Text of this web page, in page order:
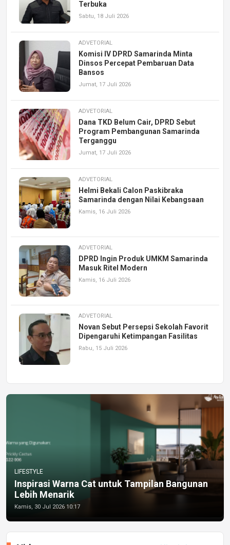
Terbuka
Sabtu, 18 Juli 2026
ADVETORIAL
Komisi IV DPRD Samarinda Minta
Dinsos Percepat Pembaruan Data
Bansos
Jumat, 17 Juli 2026
ADVETORIAL
Dana TKD Belum Cair, DPRD Sebut
Program Pembangunan Samarinda
Terganggu
Jumat, 17 Juli 2026
ADVETORIAL
Helmi Bekali Calon Paskibraka
Samarinda dengan Nilai Kebangsaan
Kamis, 16 Juli 2026
ADVETORIAL
DPRD Ingin Produk UMKM Samarinda
Masuk Ritel Modern
Kamis, 16 Juli 2026
ADVETORIAL
Novan Sebut Persepsi Sekolah Favorit
Dipengaruhi Ketimpangan Fasilitas
Rabu, 15 Juli 2026
LIFESTYLE
Inspirasi Warna Cat untuk Tampilan Bangunan
Lebih Menarik
Kamis, 30 Jul 2026 10:17